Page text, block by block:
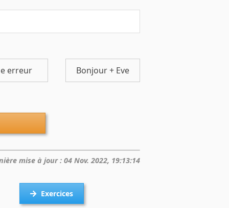
erreur Bonjour + Eve
mise à jour : 04 Nov. 2022, 19:13:14
Exercices